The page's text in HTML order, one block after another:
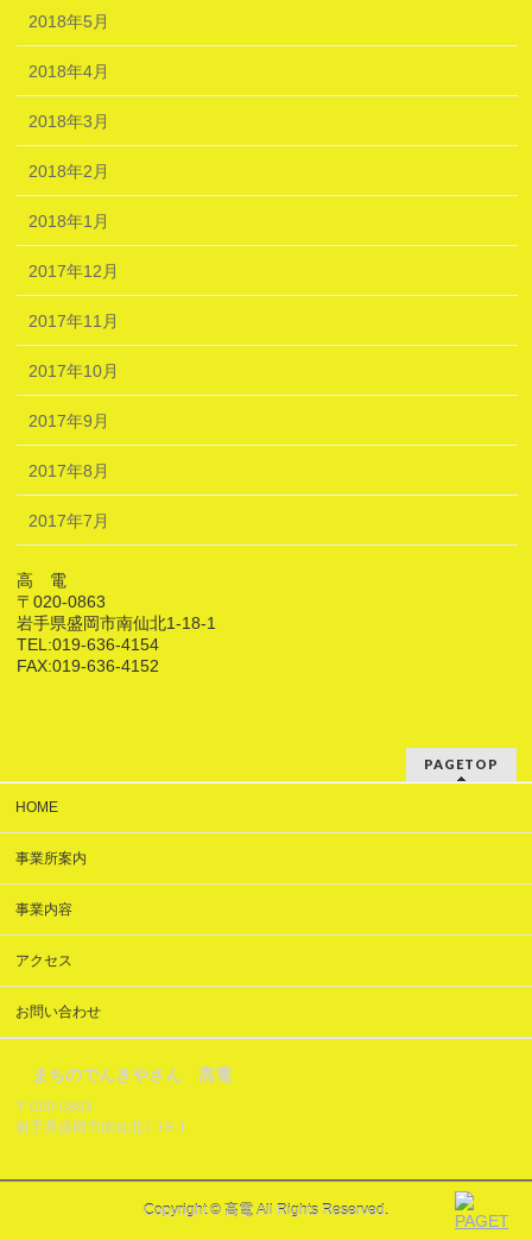
2018年5月
2018年4月
2018年3月
2018年2月
2018年1月
2017年12月
2017年11月
2017年10月
2017年9月
2017年8月
2017年7月
高 電
〒020-0863
岩手県盛岡市南仙北1-18-1
TEL:019-636-4154
FAX:019-636-4152
PAGETOP
HOME
事業所案内
事業内容
アクセス
お問い合わせ
まちのでんきやさん 高電
〒020-0863
岩手県盛岡市南仙北1-18-1
Copyright © 高電 All Rights Reserved.